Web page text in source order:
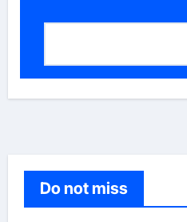
Do not miss